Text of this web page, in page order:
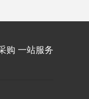
购 一站服务